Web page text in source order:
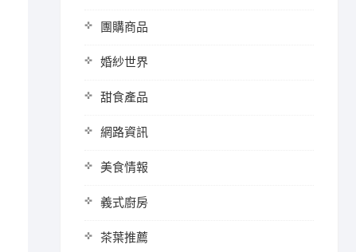
團購商品
婚紗世界
甜食產品
網路資訊
美食情報
義式廚房
茶葉推薦